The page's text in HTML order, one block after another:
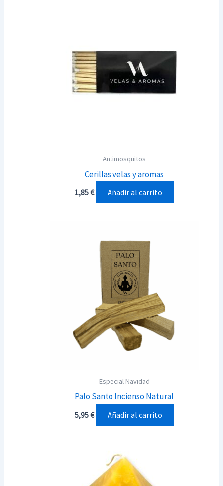
Antimosquitos
Cerillas velas y aromas
1,85€ Añadir al carrito
Especial Navidad
Palo Santo Incienso Natural
5,95€ Añadir al carrito